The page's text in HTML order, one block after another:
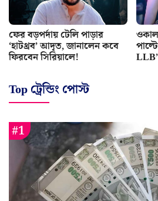
ফের বড়পর্দায় টেলি পাড়ার
‘হাটথ্রব’ আদৃত, জানালেন কবে
ফিরবেন সিরিয়ালে!
Top ট্রেন্ডিং পোস্ট